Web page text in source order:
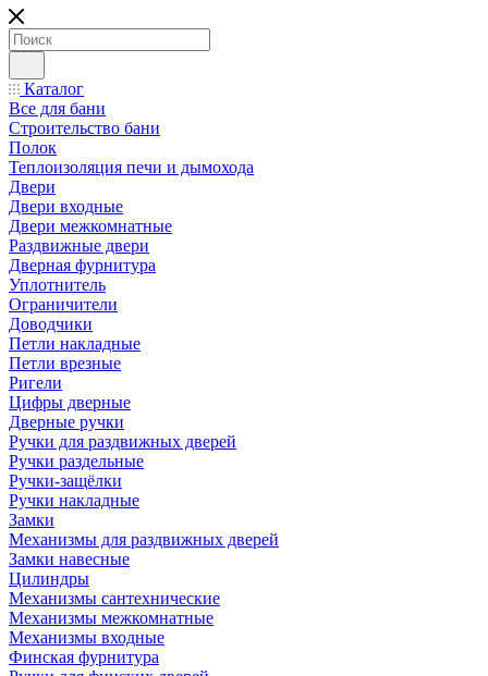
Каталог
Все для бани
Строительство бани
Полок
Теплоизоляция печи и дымохода
Двери
Двери входные
Двери межкомнатные
Раздвижные двери
Дверная фурнитура
Уплотнитель
Ограничители
Доводчики
Петли накладные
Петли врезные
Ригели
Цифры дверные
Дверные ручки
Ручки для раздвижных дверей
Ручки раздельные
Ручки-защёлки
Ручки накладные
Замки
Механизмы для раздвижных дверей
Замки навесные
Цилиндры
Механизмы сантехнические
Механизмы межкомнатные
Механизмы входные
Финская фурнитура